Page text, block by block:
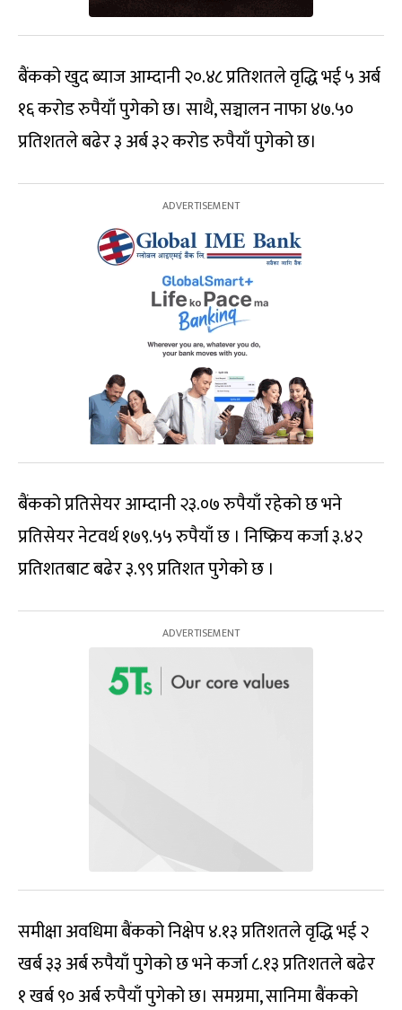
बैंकको खुद ब्याज आम्दानी २०.४८ प्रतिशतले वृद्धि भई ५ अर्ब
१६ करोड रुपैयाँ पुगेको छ। साथै, सञ्चालन नाफा ४७.५०
प्रतिशतले बढेर ३ अर्ब ३२ करोड रुपैयाँ पुगेको छ।
बैंकको प्रतिसेयर आम्दानी २३.०७ रुपैयाँ रहेको छ भने
प्रतिसेयर नेटवर्थ १७९.५५ रुपैयाँ छ । निष्क्रिय कर्जा ३.४२
प्रतिशतबाट बढेर ३.९९ प्रतिशत पुगेको छ ।
समीक्षा अवधिमा बैंकको निक्षेप ४.१३ प्रतिशतले वृद्धि भई २
खर्ब ३३ अर्ब रुपैयाँ पुगेको छ भने कर्जा ८.१३ प्रतिशतले बढेर
१ खर्ब ९० अर्ब रुपैयाँ पुगेको छ। समग्रमा, सानिमा बैंकको